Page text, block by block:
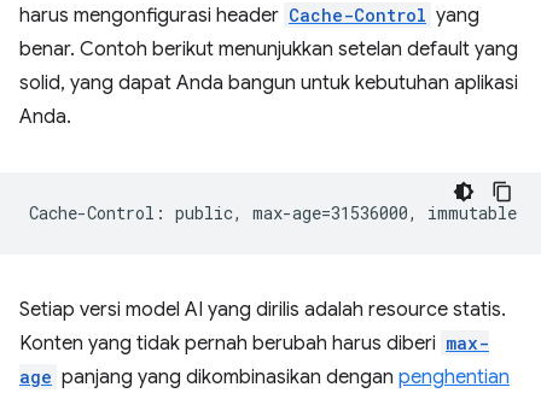
harus mengonfigurasi header Cache-Control yang
benar. Contoh berikut menunjukkan setelan default yang
solid, yang dapat Anda bangun untuk kebutuhan aplikasi
Anda.
Setiap versi model AI yang dirilis adalah resource statis.
Konten yang tidak pernah berubah harus diberi max-
age panjang yang dikombinasikan dengan penghentian